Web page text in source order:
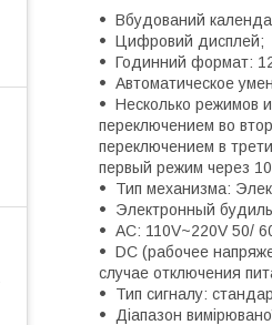
Вбудований
Цифровий дисплей;
Годинний формат:
Автоматическое
Несколько режимов
переключением во
переключением в
первый режим через
Тип механизма:
Электронный
AC: 110V~220V 50/
DC (рабочее
случае отключения
Тип сигналу:
Діапазон